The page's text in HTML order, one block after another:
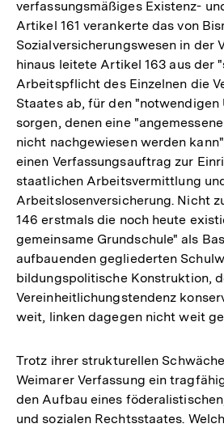
verfassungsmäßiges Existenz-
Artikel 161 verankerte das von
Sozialversicherungswesen in der
hinaus leitete Artikel 163 aus der
Arbeitspflicht des Einzelnen die
Staates ab, für den "notwendigen
sorgen, denen eine
nicht nachgewiesen werden
einen Verfassungsauftrag zur
staatlichen Arbeitsvermittlung
Arbeitslosenversicherung. Nicht
146 erstmals die noch heute
gemeinsame Grundschule" als
aufbauenden gegliederten
bildungspolitische Konstruktion,
Vereinheitlichungstendenz
weit, linken dagegen nicht weit
Trotz ihrer strukturellen
Weimarer Verfassung ein
den Aufbau eines
und sozialen Rechtsstaates.